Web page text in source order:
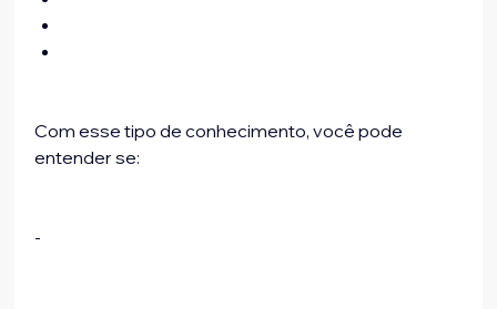
Com esse tipo de conhecimento, você pode
entender se:
-